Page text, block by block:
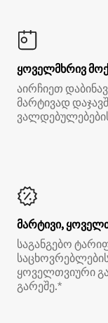
ყოველმხრივ
აირჩიეთ
მარტივად
მარტივი,
საგანგებო
ყოველთვიური
გარეშე.*